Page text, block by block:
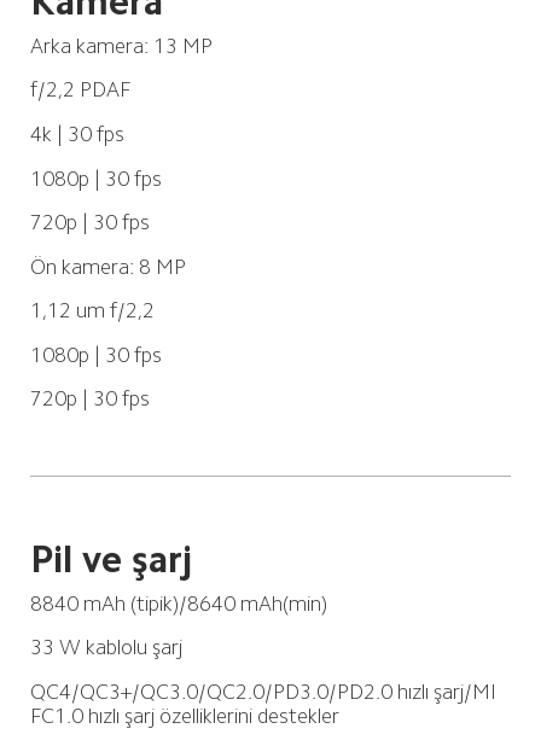
Arka kamera: 13 MP
f/2,2 PDAF
4k | 30 fps
1080p | 30 fps
720p | 30 fps
Ön kamera: 8 MP
1,12 um f/2,2
1080p | 30 fps
720p | 30 fps
Pil ve şarj
8840 mAh (tipik)/8640 mAh(min)
33 W kablolu şarj
QC4/QC3+/QC3.0/QC2.0/PD3.0/PD2.0 hızlı şarj/MI
FC1.0 hızlı şarj özelliklerini destekler